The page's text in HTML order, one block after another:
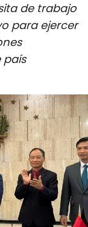
de trabajo
para ejercer
país